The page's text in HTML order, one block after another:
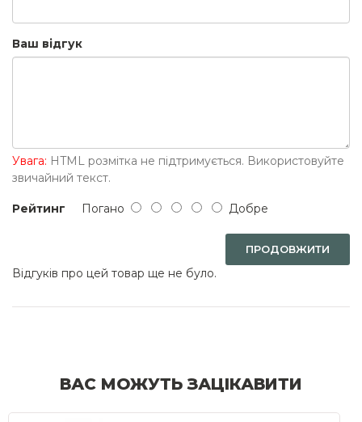
Ваш відгук
Увага: HTML розмітка не підтримується. Використовуйте
звичайний текст.
Рейтинг Погано Добре
ПРОДОВЖИТИ
Відгуків про цей товар ще не було.
ВАС МОЖУТЬ ЗАЦІКАВИТИ